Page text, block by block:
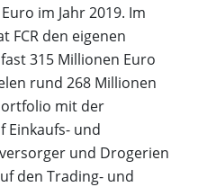
im Jahr 2019. Im
FCR den eigenen
315 Millionen Euro
rund 268 Millionen
mit der
Einkaufs- und
und Drogerien
den Trading- und